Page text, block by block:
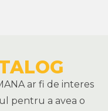
ar fi de interes
pentru a avea o